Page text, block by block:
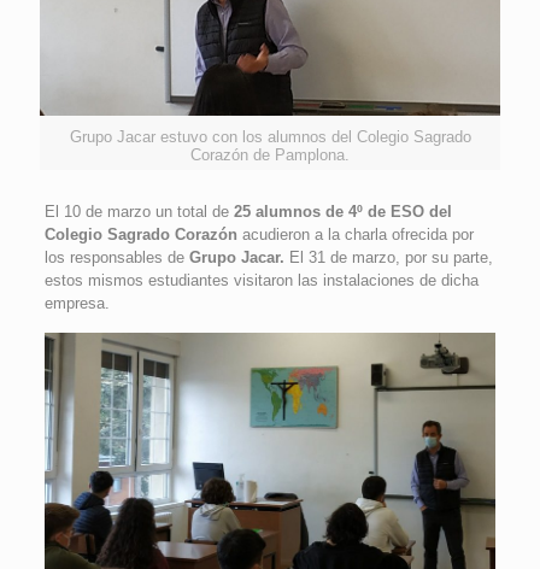
Grupo Jacar estuvo con los alumnos del Colegio Sagrado
Corazón de Pamplona.
El 10 de marzo un total de25 alumnos de 4º de ESO del
Colegio Sagrado Corazón acudieron a la charla ofrecida por
los responsables de Grupo Jacar. El 31 de marzo, por su parte,
estos mismos estudiantes visitaron las instalaciones de dicha
empresa.